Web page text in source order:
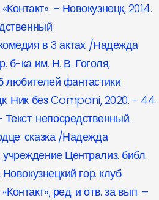
– Новокузнецк, 2014.
в 3 актах /Надежда
б-ка им. Н. В. Гоголя,
любителей фантастики
Ник без Compani, 2020. - 44
Текст: непосредственный.
сказка /Надежда
Централиз. библ.
гор. клуб
ред. и отв. за вып. –